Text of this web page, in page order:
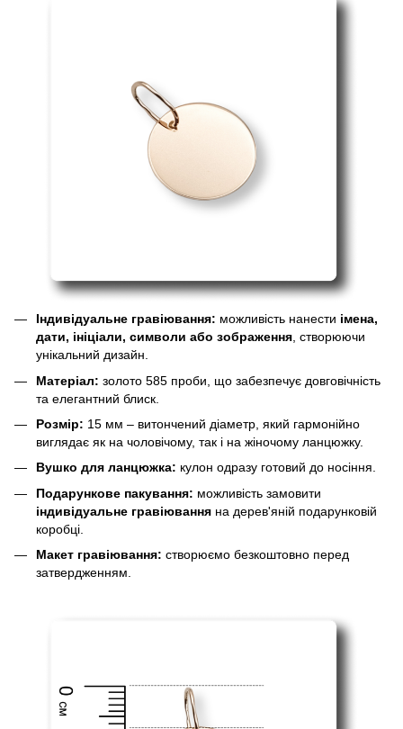
Індивідуальне гравіювання: можливість нанести імена,
дати, ініціали, символи або зображення, створюючи
унікальний дизайн.
Матеріал: золото 585 проби, що забезпечує довговічність
та елегантний блиск.
Розмір: 15 мм – витончений діаметр, який гармонійно
виглядає як на чоловічому, так і на жіночому ланцюжку.
Вушко для ланцюжка: кулон одразу готовий до носіння.
Подарункове пакування: можливість замовити
індивідуальне гравіювання на дерев'яній подарунковій
коробці.
Макет гравіювання: створюємо безкоштовно перед
затвердженням.